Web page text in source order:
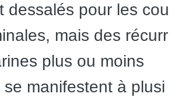
dessalés pour les cou
mais des récurr
plus ou moins
se manifestent à plusi